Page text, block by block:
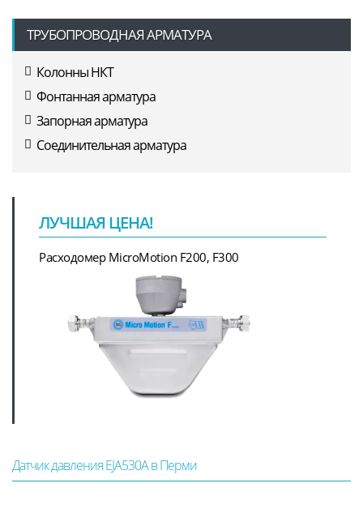
ТРУБОПРОВОДНАЯ АРМАТУРА
Колонны НКТ
Фонтанная арматура
Запорная арматура
Соединительная арматура
ЛУЧШАЯ ЦЕНА!
Расходомер MicroMotion F200, F300
Датчик давления EJA530A в Перми